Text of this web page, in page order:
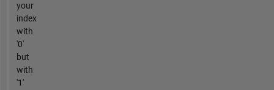
your
index
with
'0'
but
with
'1'